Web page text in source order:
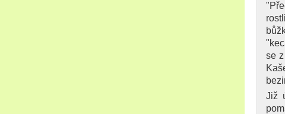
se
Již